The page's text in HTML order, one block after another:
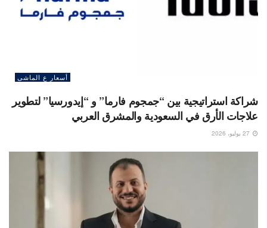
أسعار ع الماشى
شراكة استراتيجية بين “جمجوم فارما” و “إيدورسيا” لتطوير
علاجات الأرق في السعودية والمشرق العربي